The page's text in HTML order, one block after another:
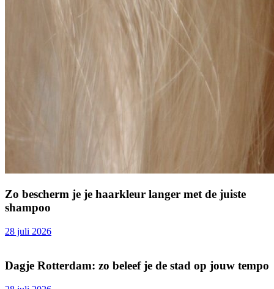
Zo bescherm je je haarkleur langer met de juiste
shampoo
28 juli 2026
Dagje Rotterdam: zo beleef je de stad op jouw tempo